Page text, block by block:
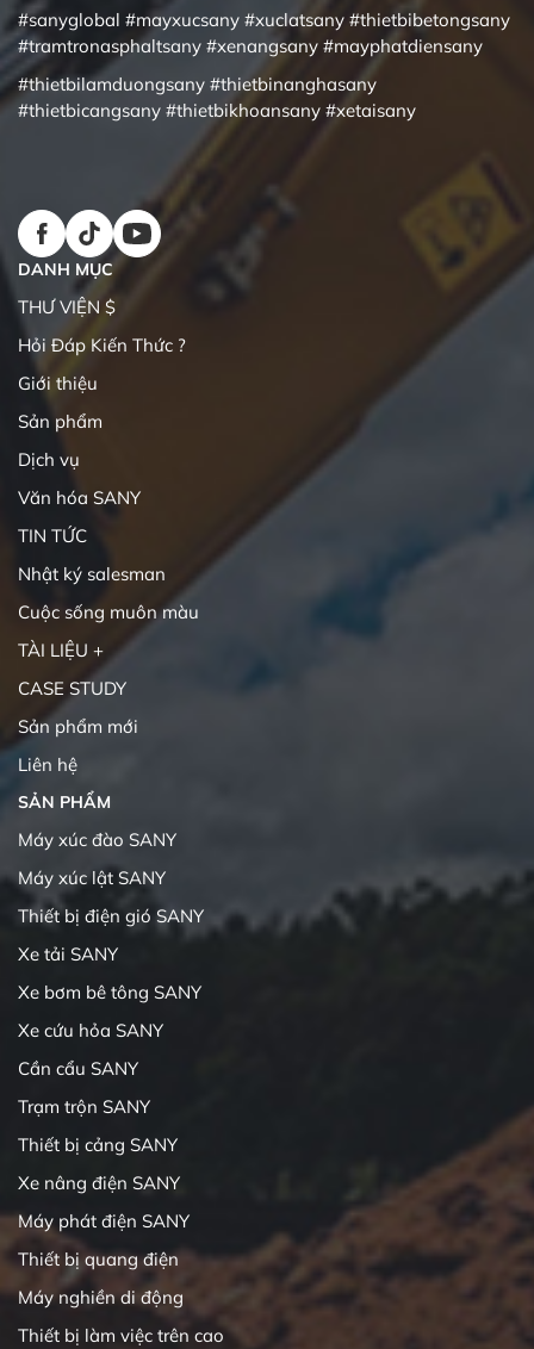
#sanyglobal #mayxucsany #xuclatsany #thietbibetongsany
#tramtronasphaltsany #xenangsany #mayphatdiensany
#thietbilamduongsany #thietbinanghasany
#thietbicangsany #thietbikhoansany #xetaisany
DANH MỤC
THƯ VIỆN $
Hỏi Đáp Kiến Thức ?
Giới thiệu
Sản phẩm
Dịch vụ
Văn hóa SANY
TIN TỨC
Nhật ký salesman
Cuộc sống muôn màu
TÀI LIỆU +
CASE STUDY
Sản phẩm mới
Liên hệ
SẢN PHẨM
Máy xúc đào SANY
Máy xúc lật SANY
Thiết bị điện gió SANY
Xe tải SANY
Xe bơm bê tông SANY
Xe cứu hỏa SANY
Cần cẩu SANY
Trạm trộn SANY
Thiết bị cảng SANY
Xe nâng điện SANY
Máy phát điện SANY
Thiết bị quang điện
Máy nghiền di động
Thiết bị làm việc trên cao